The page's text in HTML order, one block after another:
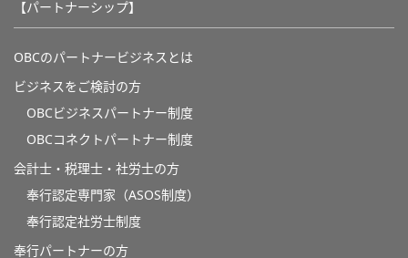
【パートナーシップ】
OBCのパートナービジネスとは
ビジネスをご検討の方
OBCビジネスパートナー制度
OBCコネクトパートナー制度
会計士・税理士・社労士の方
奉行認定専門家（ASOS制度）
奉行認定社労士制度
奉行パートナーの方